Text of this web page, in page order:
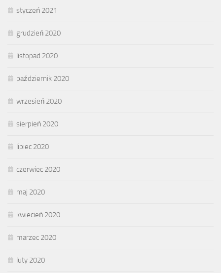
styczeń 2021
grudzień 2020
listopad 2020
październik 2020
wrzesień 2020
sierpień 2020
lipiec 2020
czerwiec 2020
maj 2020
kwiecień 2020
marzec 2020
luty 2020